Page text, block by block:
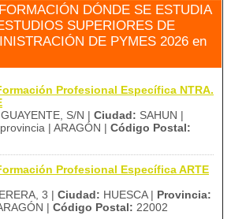
DÓNDE SE ESTUDIA
SUPERIORES DE
DE PYMES 2026 en
Profesional Específica NTRA.
S/N | Ciudad: SAHUN |
| ARAGÓN | Código Postal:
Profesional Específica ARTE
3 | Ciudad: HUESCA | Provincia:
| Código Postal: 22002